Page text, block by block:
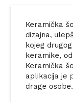
Keramička
dizajna,
kojeg
keramike,
Keramička
aplikacija je
drage osobe.